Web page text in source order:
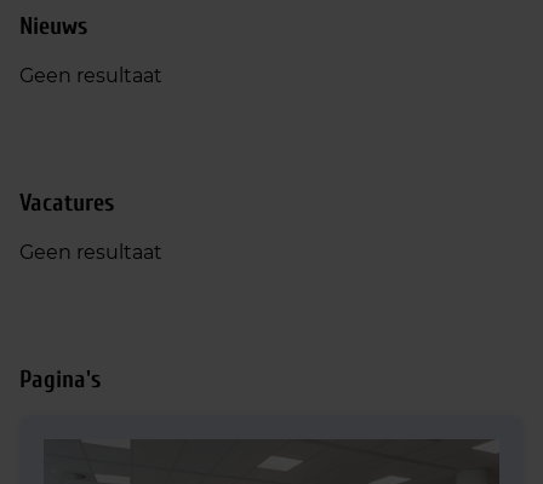
Nieuws
Geen resultaat
Vacatures
Geen resultaat
Pagina's